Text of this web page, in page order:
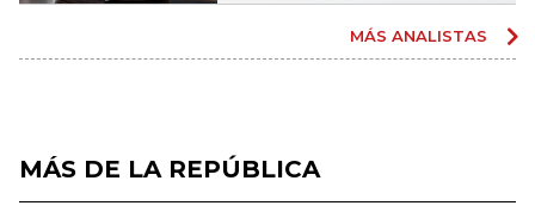
MÁS ANALISTAS
MÁS DE LA REPÚBLICA